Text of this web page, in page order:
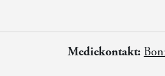
Mediekontakt: